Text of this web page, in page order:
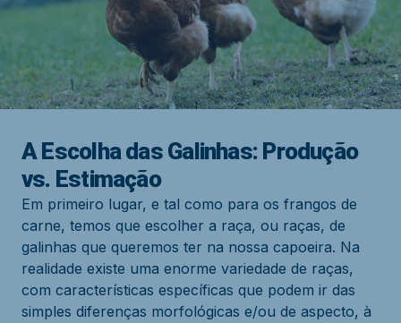
A Escolha das Galinhas: Produção
vs. Estimação
Em primeiro lugar, e tal como para os frangos de
carne, temos que escolher a raça, ou raças, de
galinhas que queremos ter na nossa capoeira. Na
realidade existe uma enorme variedade de raças,
com características específicas que podem ir das
simples diferenças morfológicas e/ou de aspecto, à